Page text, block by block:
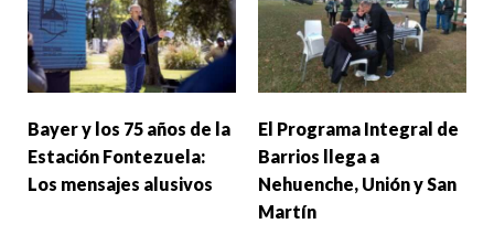
Bayer y los 75 años de la
Estación Fontezuela:
Los mensajes alusivos
El Programa Integral de
Barrios llega a
Nehuenche, Unión y San
Martín